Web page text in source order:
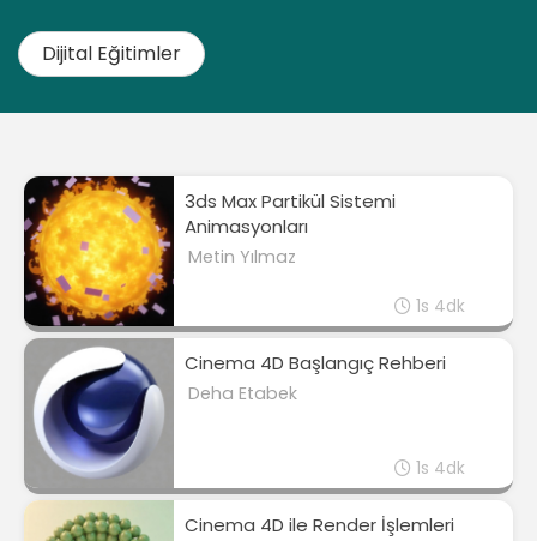
Dijital Eğitimler
3ds Max Partikül Sistemi
Animasyonları
Metin Yılmaz
1s 4dk
Cinema 4D Başlangıç Rehberi
Deha Etabek
1s 4dk
Cinema 4D ile Render İşlemleri